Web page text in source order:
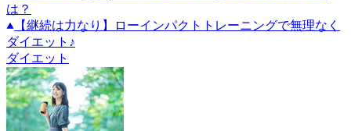
は？
【継続は力なり】ローインパクトトレーニングで無理なく
ダイエット♪
ダイエット